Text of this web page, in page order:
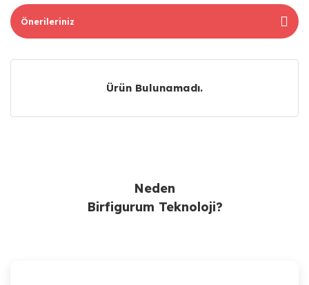
Önerileriniz
Ürün Bulunamadı.
Neden
Birfigurum Teknoloji?